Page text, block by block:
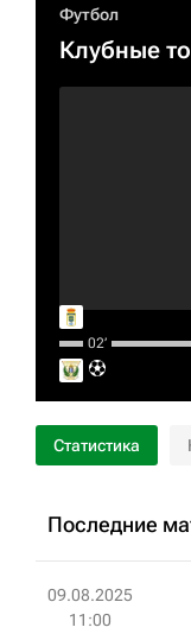
Футбол
Клубные
02‎’‎
Статистика
Последние
09.08.2025
11:00